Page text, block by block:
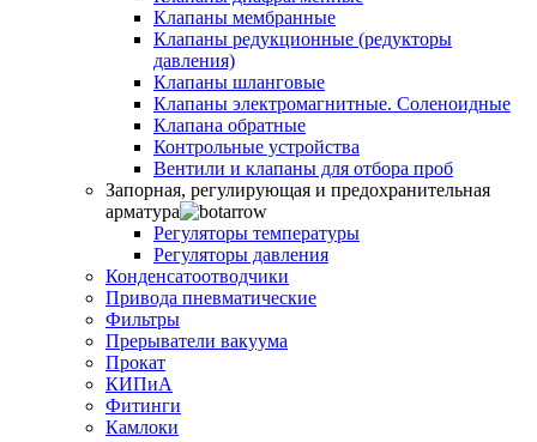
Клапаны мембранные
Клапаны редукционные (редукторы
давления)
Клапаны шланговые
Клапаны электромагнитные. Соленоидные
Клапана обратные
Контрольные устройства
Вентили и клапаны для отбора проб
Запорная, регулирующая и предохранительная
арматура
Регуляторы температуры
Регуляторы давления
Конденсатоотводчики
Привода пневматические
Фильтры
Прерыватели вакуума
Прокат
КИПиА
Фитинги
Камлоки